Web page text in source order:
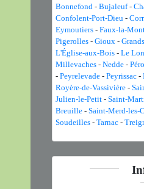
Bonnefond - Bujaleuf-
Confolent-Port-Dieu -
Eymoutiers - Faux-la-
Pigerolles - Gioux -
L'Église-aux-Bois - Le
Millevaches - Nedde -
- Peyrelevade - Peyrissac -
Royère-de-Vassivière -
Julien-le-Petit - Saint-
Breuille - Saint-Merd-les-
Soudeilles - Tarnac -